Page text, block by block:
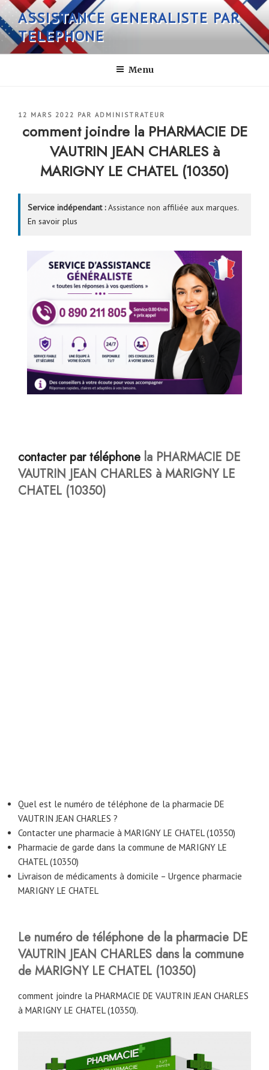
Aller
au
contenu
principal
ASSISTANCE GENERALISTE PAR
TELEPHONE
Menu
PUBLIÉ
12 MARS 2022 PAR ADMINISTRATEUR
comment joindre la PHARMACIE DE
VAUTRIN JEAN CHARLES à
MARIGNY LE CHATEL (10350)
Service indépendant :Assistance non affiliée aux marques.
En savoir plus
contacter par téléphone la PHARMACIE DE
VAUTRIN JEAN CHARLES à MARIGNY LE
CHATEL (10350)
Quel est le numéro de téléphone de la pharmacie DE
VAUTRIN JEAN CHARLES ?
Contacter une pharmacie à MARIGNY LE CHATEL (10350)
Pharmacie de garde dans la commune de MARIGNY LE
CHATEL (10350)
Livraison de médicaments à domicile – Urgence pharmacie
MARIGNY LE CHATEL
Le numéro de téléphone de la pharmacie DE
VAUTRIN JEAN CHARLES dans la commune
de MARIGNY LE CHATEL (10350)
comment joindre la PHARMACIE DE VAUTRIN JEAN CHARLES
à MARIGNY LE CHATEL (10350).